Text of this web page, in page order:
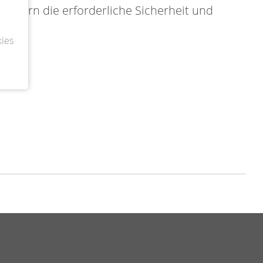
die erforderliche Sicherheit und